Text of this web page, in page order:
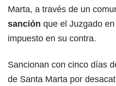
Marta, a través de un
sanción que el Juzgado
impuesto en su contra.
Sancionan con cinco días
de Santa Marta por